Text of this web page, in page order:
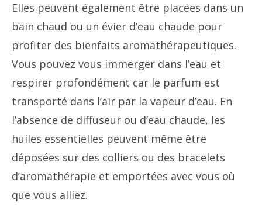
Elles peuvent également être placées dans un
bain chaud ou un évier d’eau chaude pour
profiter des bienfaits aromathérapeutiques.
Vous pouvez vous immerger dans l’eau et
respirer profondément car le parfum est
transporté dans l’air par la vapeur d’eau. En
l’absence de diffuseur ou d’eau chaude, les
huiles essentielles peuvent même être
déposées sur des colliers ou des bracelets
d’aromathérapie et emportées avec vous où
que vous alliez.